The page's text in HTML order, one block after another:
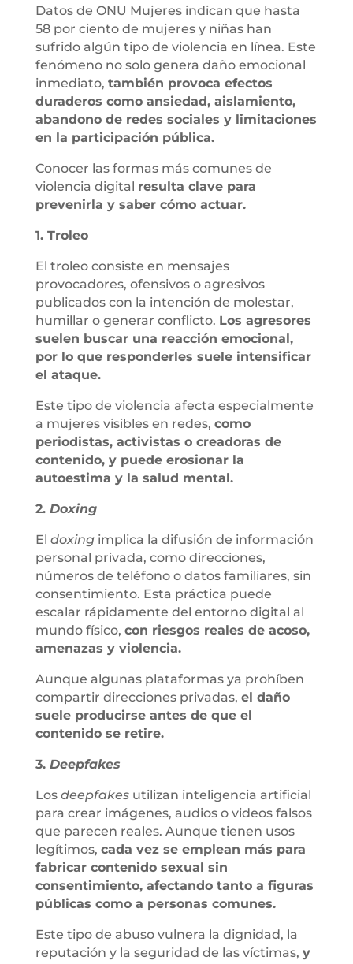
Datos de ONU Mujeres indican que hasta
58 por ciento de mujeres y niñas han
sufrido algún tipo de violencia en línea. Este
fenómeno no solo genera daño emocional
inmediato, también provoca efectos
duraderos como ansiedad, aislamiento,
abandono de redes sociales y limitaciones
en la participación pública.
Conocer las formas más comunes de
violencia digital resulta clave para
prevenirla y saber cómo actuar.
1. Troleo
El troleo consiste en mensajes
provocadores, ofensivos o agresivos
publicados con la intención de molestar,
humillar o generar conflicto. Los agresores
suelen buscar una reacción emocional,
por lo que responderles suele intensificar
el ataque.
Este tipo de violencia afecta especialmente
a mujeres visibles en redes, como
periodistas, activistas o creadoras de
contenido, y puede erosionar la
autoestima y la salud mental.
2. Doxing
El doxing implica la difusión de información
personal privada, como direcciones,
números de teléfono o datos familiares, sin
consentimiento. Esta práctica puede
escalar rápidamente del entorno digital al
mundo físico, con riesgos reales de acoso,
amenazas y violencia.
Aunque algunas plataformas ya prohíben
compartir direcciones privadas, el daño
suele producirse antes de que el
contenido se retire.
3. Deepfakes
Los deepfakes utilizan inteligencia artificial
para crear imágenes, audios o videos falsos
que parecen reales. Aunque tienen usos
legítimos, cada vez se emplean más para
fabricar contenido sexual sin
consentimiento, afectando tanto a figuras
públicas como a personas comunes.
Este tipo de abuso vulnera la dignidad, la
reputación y la seguridad de las víctimas, y